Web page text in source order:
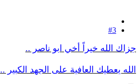
#3
جزاك الله خيراً أخي ابو ناصر ..
الله يعطيك العافية على الجهد الكبير ..